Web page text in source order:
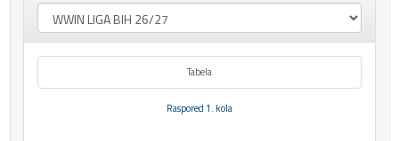
Tabela
Raspored 1. kola